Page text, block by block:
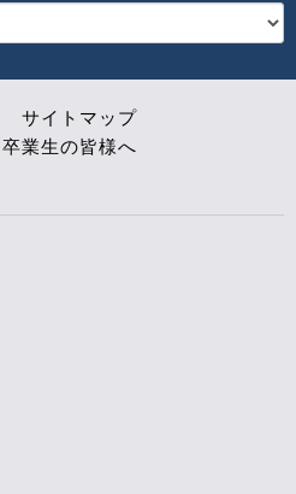
サイトマップ
卒業生の皆様へ